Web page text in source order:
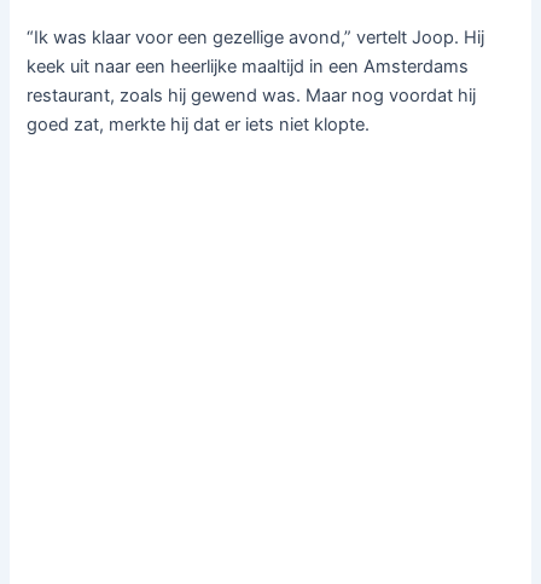
“Ik was klaar voor een gezellige avond,” vertelt Joop. Hij
keek uit naar een heerlijke maaltijd in een Amsterdams
restaurant, zoals hij gewend was. Maar nog voordat hij
goed zat, merkte hij dat er iets niet klopte.